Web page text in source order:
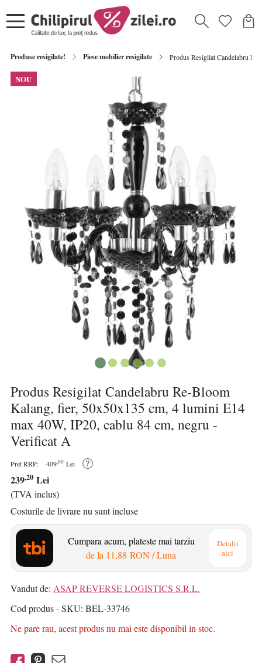
Produse resigilate! Piese mobilier resigilate Produs Resigilat Candelabru
NOU
Produs Resigilat Candelabru Re-Bloom
Kalang, fier, 50x50x135 cm, 4 lumini E14
max 40W, IP20, cablu 84 cm, negru -
Verificat A
Pret RRP: 409,00 Lei
239,20 Lei
(TVA inclus)
Costurile de livrare nu sunt incluse
Cumpara acum, plateste mai tarziu
de la 11,88 RON/ Luna
Detalii
aici
Vandut de: ASAP REVERSE LOGISTICS S.R.L.
Cod produs - SKU BEL-33746
Ne pare rau, acest produs nu mai este disponibil in stoc.